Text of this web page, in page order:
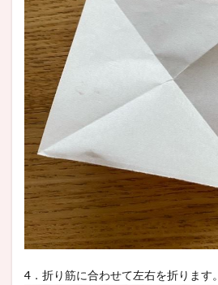
4．折り筋に合わせて左右を折ります。